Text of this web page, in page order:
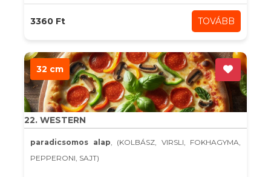
3360 Ft TOVÁBB
32 cm
22. WESTERN
paradicsomos alap, (KOLBÁSZ, VIRSLI, FOKHAGYMA,
PEPPERONI, SAJT)